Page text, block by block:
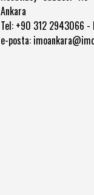
Ankara
Tel: +90 312 2943066 -
e-posta: